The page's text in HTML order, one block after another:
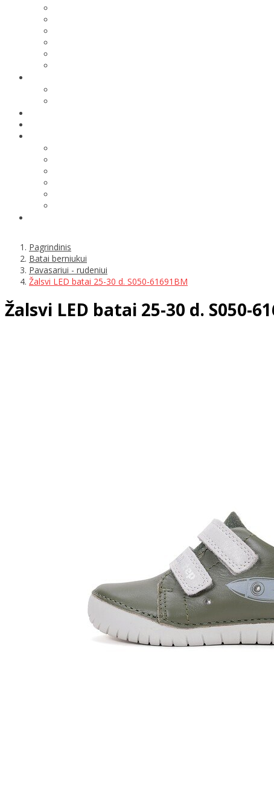
Pagrindinis
Batai berniukui
Pavasariui - rudeniui
Žalsvi LED batai 25-30 d. S050-61691BM
Žalsvi LED batai 25-30 d. S050-